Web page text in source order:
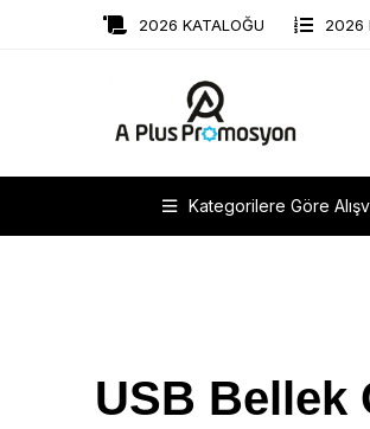
2026 KATALOĞU 2026
Kategorilere Göre
USB Bellek